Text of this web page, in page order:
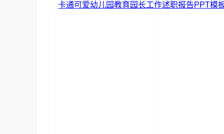
卡通可爱幼儿园教育园长工作述职报告PPT模